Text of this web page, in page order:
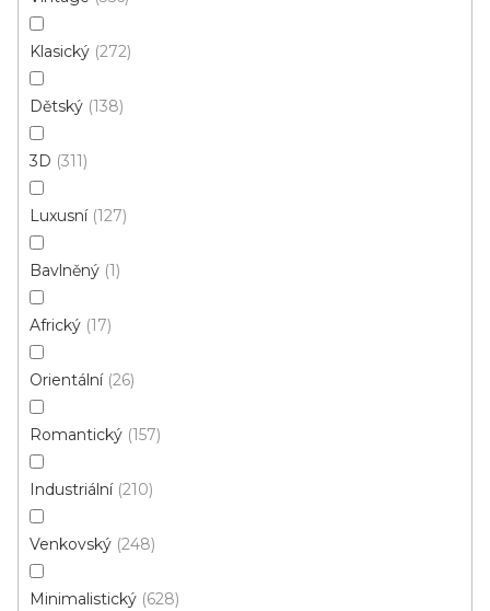
Klasický 272
Dětský 138
3D 311
Luxusní 127
Bavlněný 1
Africký 17
Orientální 26
Romantický 157
Industriální 210
Venkovský 248
Minimalistický 628
60x100 cm
Kusový koberec ARUBA 4902 Grey
Skladem externě, odesíláme do 3 - 8 dní